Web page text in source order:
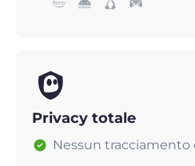
Privacy totale
Nessun